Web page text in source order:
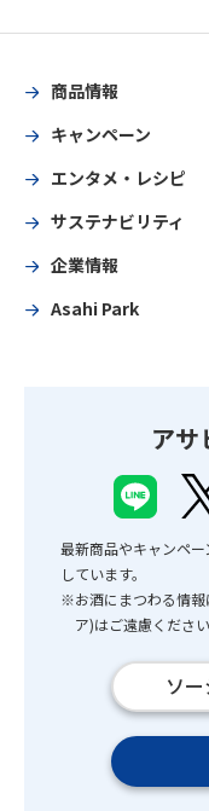
商品情報
キャンペーン
エンタメ・レシピ
サステナビリティ
企業情報
Asahi Park
アサ
最新商品やキャンペ
しています。
※お酒にまつわる情報
ア)はご遠慮ください
ソ